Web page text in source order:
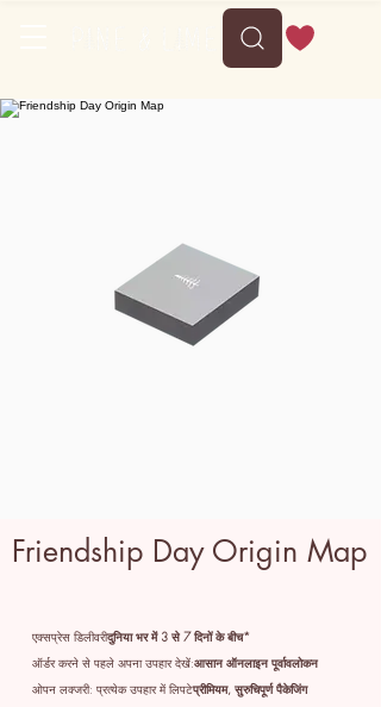
Friendship Day Origin Map
एक्सप्रेस डिलीवरीदुनिया भर में 3 से 7 दिनों के बीच*
ऑर्डर करने से पहले अपना उपहार देखें:आसान ऑनलाइन पूर्वावलोकन
ओपन लक्जरी: प्रत्येक उपहार में लिपटेप्रीमियम, सुरुचिपूर्ण पैकेजिंग